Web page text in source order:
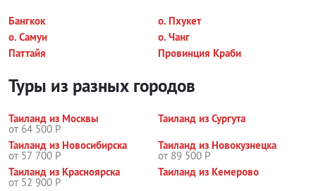
Бангкок
о. Пхукет
о. Самуи
о. Чанг
Паттайя
Провинция Краби
Туры из разных городов
Таиланд из Москвы
от 64 500 Р
Таиланд из Сургута
Таиланд из Новосибирска
от 57 700 Р
Таиланд из Новокузнецка
от 89 500 Р
Таиланд из Красноярска
от 52 900 Р
Таиланд из Кемерово